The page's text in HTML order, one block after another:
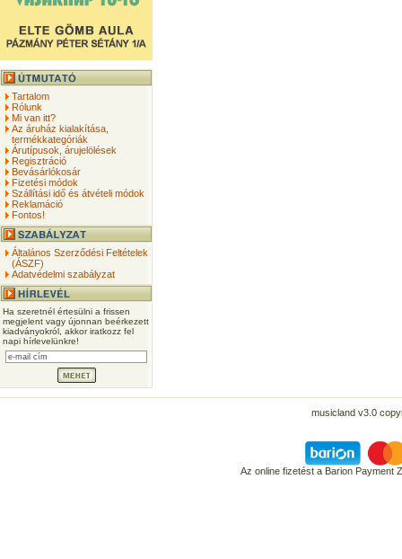
Tartalom
Rólunk
Mi van itt?
Az áruház kialakítása,
termékkategóriák
Árutípusok, árujelölések
Regisztráció
Bevásárlókosár
Fizetési módok
Szállítási idő és átvételi módok
Reklamáció
Fontos!
Általános Szerződési Feltételek
(ÁSZF)
Adatvédelmi szabályzat
Ha szeretnél értesülni a frissen
megjelent vagy újonnan beérkezett
kiadványokról, akkor iratkozz fel
napi hírlevelünkre!
musicland v3.0
Az online fizetést a Barion Payment